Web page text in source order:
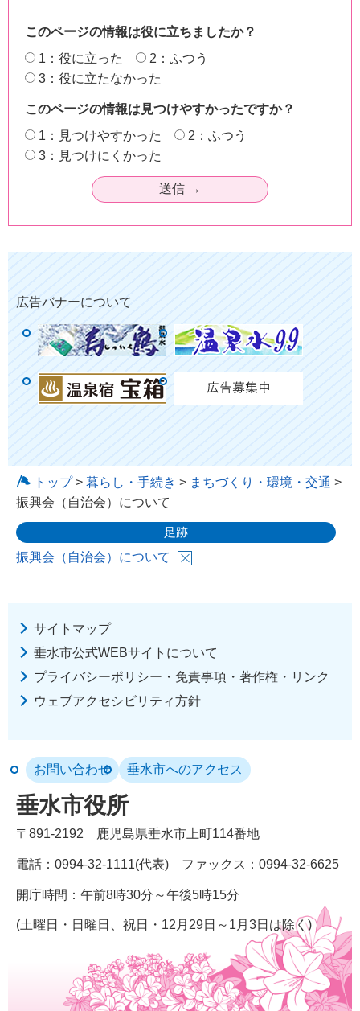
このページの情報は役に立ちましたか？
1：役に立った
2：ふつう
3：役に立たなかった
このページの情報は見つけやすかったですか？
1：見つけやすかった
2：ふつう
3：見つけにくかった
広告バナーについて
トップ>暮らし・手続き > まちづくり・環境・交通 >
振興会（自治会）について
足跡
振興会（自治会）について
サイトマップ
垂水市公式WEBサイトについて
プライバシーポリシー・免責事項・著作権・リンク
ウェブアクセシビリティ方針
垂水市役所
お問い合わせ 垂水市へのアクセス
〒891-2192 鹿児島県垂水市上町114番地
電話：0994-32-1111(代表) ファックス：0994-32-6625
開庁時間：午前8時30分～午後5時15分
(土曜日・日曜日、祝日・12月29日～1月3日は除く)